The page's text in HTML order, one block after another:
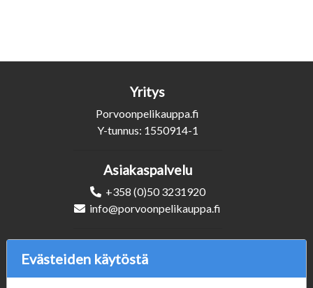
Yritys
Porvoonpelikauppa.fi
Y-tunnus: 1550914-1
Asiakaspalvelu
+358 (0)50 3231920
info@porvoonpelikauppa.fi
Evästeiden käytöstä